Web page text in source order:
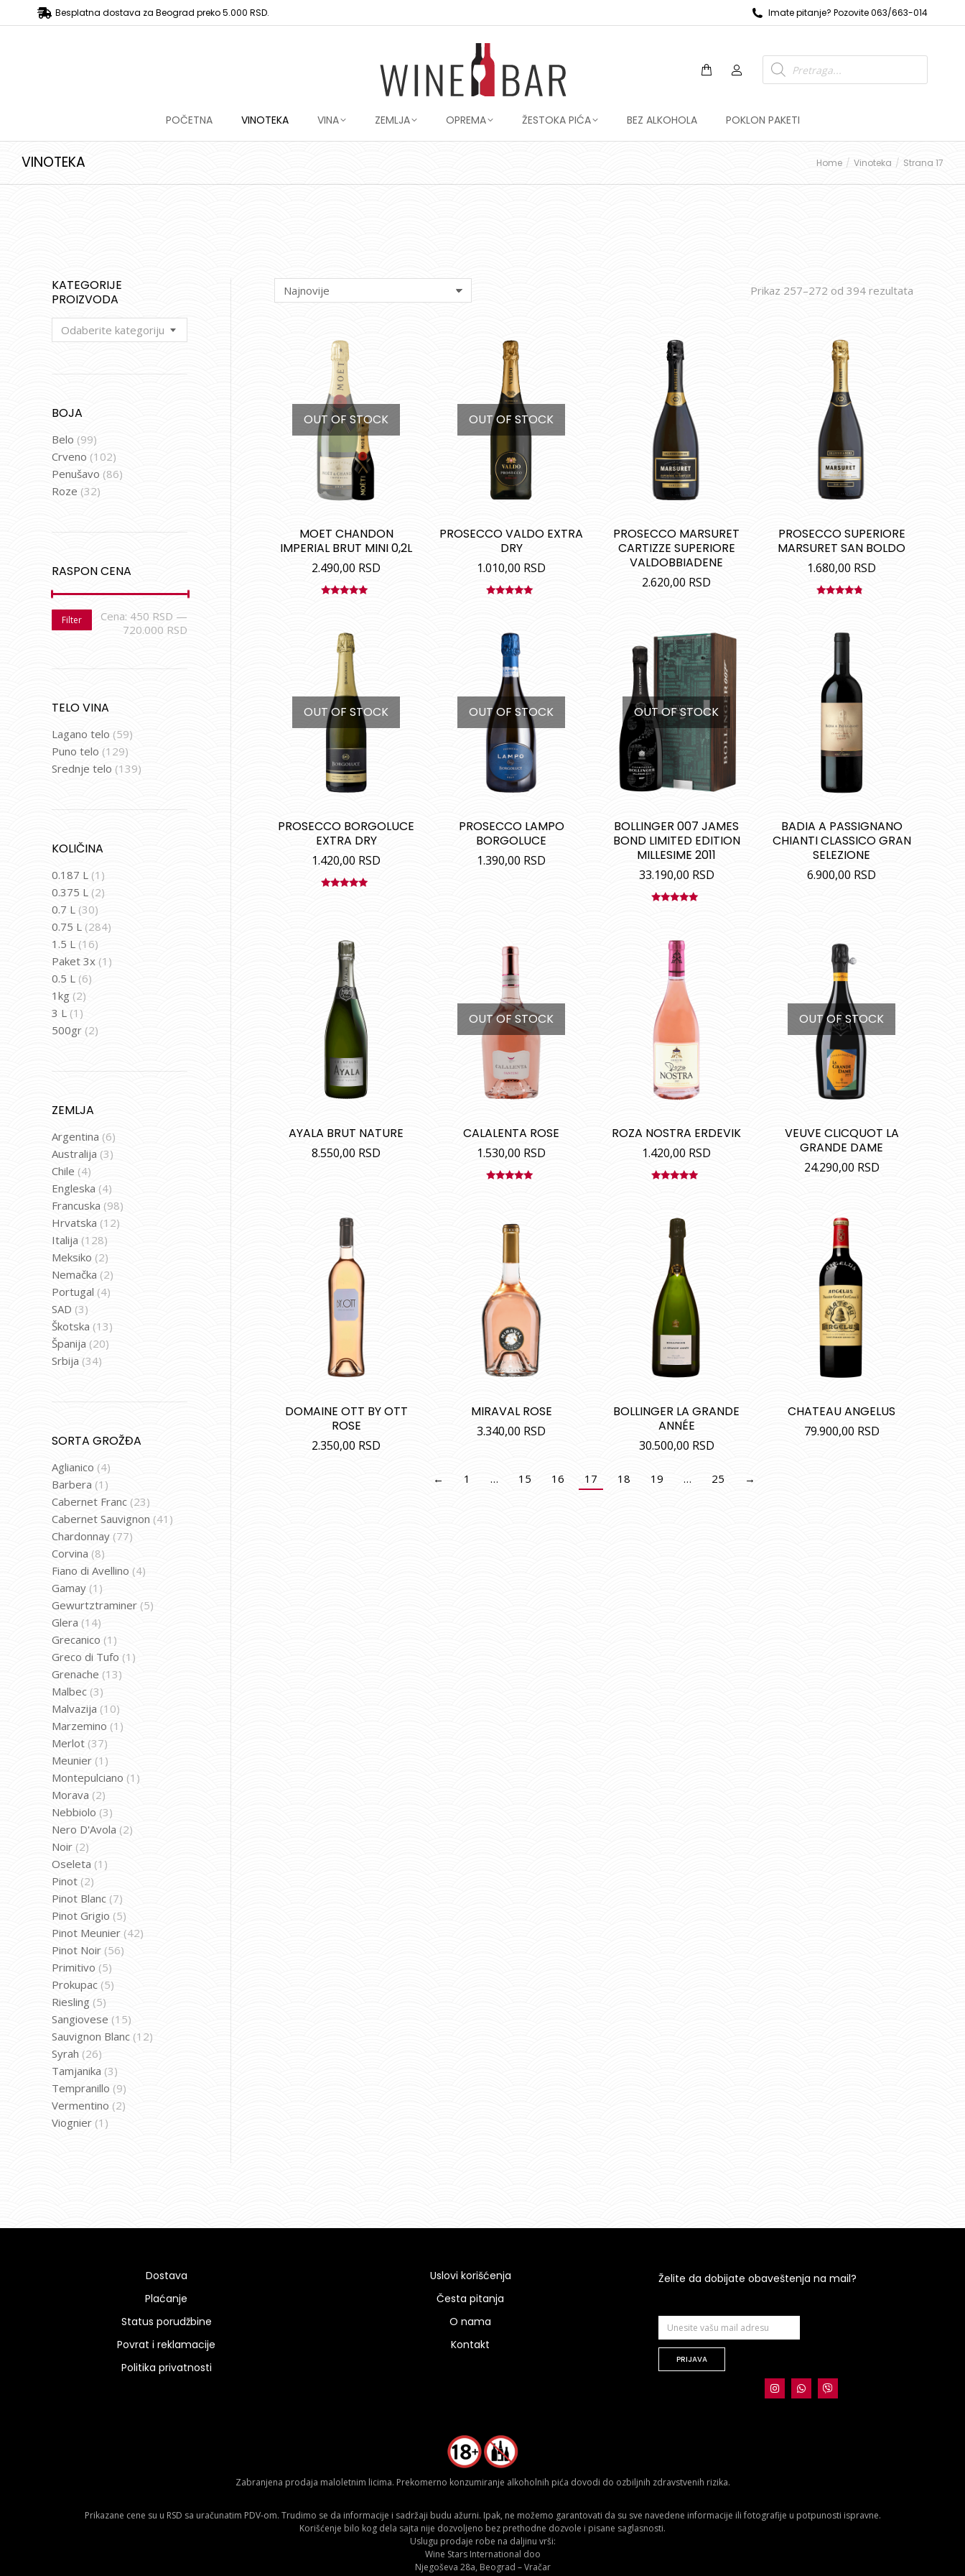
Besplatna dostava za Beograd preko 5.000 RSD. Imate pitanje? Pozovite 063/663-014
POČETNA VINOTEKA VINA ZEMLJA OPREMA ŽESTOKA PIĆA BEZ ALKOHOLA POKLON PAKETI
VINOTEKA Home Vinoteka Strana 17
Prikaz 257–272 od 394 rezultata
OUT OF STOCK
MOET CHANDON
IMPERIAL BRUT MINI 0,2L
2.490,00 RSD
OUT OF STOCK
PROSECCO VALDO EXTRA
DRY
1.010,00 RSD
PROSECCO MARSURET
CARTIZZE SUPERIORE
VALDOBBIADENE
2.620,00 RSD
PROSECCO SUPERIORE
MARSURET SAN BOLDO
1.680,00 RSD
OUT OF STOCK
PROSECCO BORGOLUCE
EXTRA DRY
1.420,00 RSD
OUT OF STOCK
PROSECCO LAMPO
BORGOLUCE
1.390,00 RSD
OUT OF STOCK
BOLLINGER 007 JAMES
BOND LIMITED EDITION
MILLESIME 2011
33.190,00 RSD
BADIA A PASSIGNANO
CHIANTI CLASSICO GRAN
SELEZIONE
6.900,00 RSD
AYALA BRUT NATURE
8.550,00 RSD
OUT OF STOCK
CALALENTA ROSE
1.530,00 RSD
ROZA NOSTRA ERDEVIK
1.420,00 RSD
OUT OF STOCK
VEUVE CLICQUOT LA
GRANDE DAME
24.290,00 RSD
DOMAINE OTT BY OTT
ROSE
2.350,00 RSD
MIRAVAL ROSE
3.340,00 RSD
BOLLINGER LA GRANDE
ANNÉE
30.500,00 RSD
CHATEAU ANGELUS
79.900,00 RSD
← 1 … 15 16 17 18 19 … 25 →
KATEGORIJE
PROIZVODA
Odaberite kategoriju
BOJA
Belo (99)
Crveno (102)
Penušavo (86)
Roze (32)
RASPON CENA
Filter Cena: 450 RSD —
720.000 RSD
TELO VINA
Lagano telo (59)
Puno telo (129)
Srednje telo (139)
KOLIČINA
0.187 L (1)
0.375 L (2)
0.7 L (30)
0.75 L (284)
1.5 L (16)
Paket 3x (1)
0.5 L (6)
1kg (2)
3 L (1)
500gr (2)
ZEMLJA
Argentina (6)
Australija (3)
Chile (4)
Engleska (4)
Francuska (98)
Hrvatska (12)
Italija (128)
Meksiko (2)
Nemačka (2)
Portugal (4)
SAD (3)
Škotska (13)
Španija (20)
Srbija (34)
SORTA GROŽĐA
Aglianico (4)
Barbera (1)
Cabernet Franc (23)
Cabernet Sauvignon (41)
Chardonnay (77)
Corvina (8)
Fiano di Avellino (4)
Gamay (1)
Gewurtztraminer (5)
Glera (14)
Grecanico (1)
Greco di Tufo (1)
Grenache (13)
Malbec (3)
Malvazija (10)
Marzemino (1)
Merlot (37)
Meunier (1)
Montepulciano (1)
Morava (2)
Nebbiolo (3)
Nero D'Avola (2)
Noir (2)
Oseleta (1)
Pinot (2)
Pinot Blanc (7)
Pinot Grigio (5)
Pinot Meunier (42)
Pinot Noir (56)
Primitivo (5)
Prokupac (5)
Riesling (5)
Sangiovese (15)
Sauvignon Blanc (12)
Syrah (26)
Tamjanika (3)
Tempranillo (9)
Vermentino (2)
Viognier (1)
Dostava
Plaćanje
Status porudžbine
Povrat i reklamacije
Politika privatnosti
Uslovi korišćenja
Česta pitanja
O nama
Kontakt
Želite da dobijate obaveštenja na mail?
PRIJAVA
Zabranjena prodaja maloletnim licima. Prekomerno konzumiranje alkoholnih pića dovodi do ozbiljnih zdravstvenih rizika.
Prikazane cene su u RSD sa uračunatim PDV-om. Trudimo se da informacije i sadržaji budu ažurni. Ipak, ne možemo garantovati da su sve navedene informacije ili fotografije u potpunosti ispravne.
Korišćenje bilo kog dela sajta nije dozvoljeno bez prethodne dozvole i pisane saglasnosti.
Uslugu prodaje robe na daljinu vrši:
Wine Stars International doo
Njegoševa 28a, Beograd – Vračar